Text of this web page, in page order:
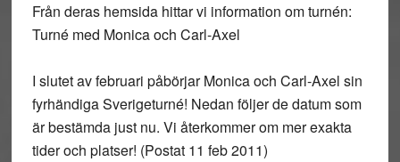
Från deras hemsida hittar vi information om turnén:
Turné med Monica och Carl-Axel
I slutet av februari påbörjar Monica och Carl-Axel sin
fyrhändiga Sverigeturné! Nedan följer de datum som
är bestämda just nu. Vi återkommer om mer exakta
tider och platser! (Postat 11 feb 2011)